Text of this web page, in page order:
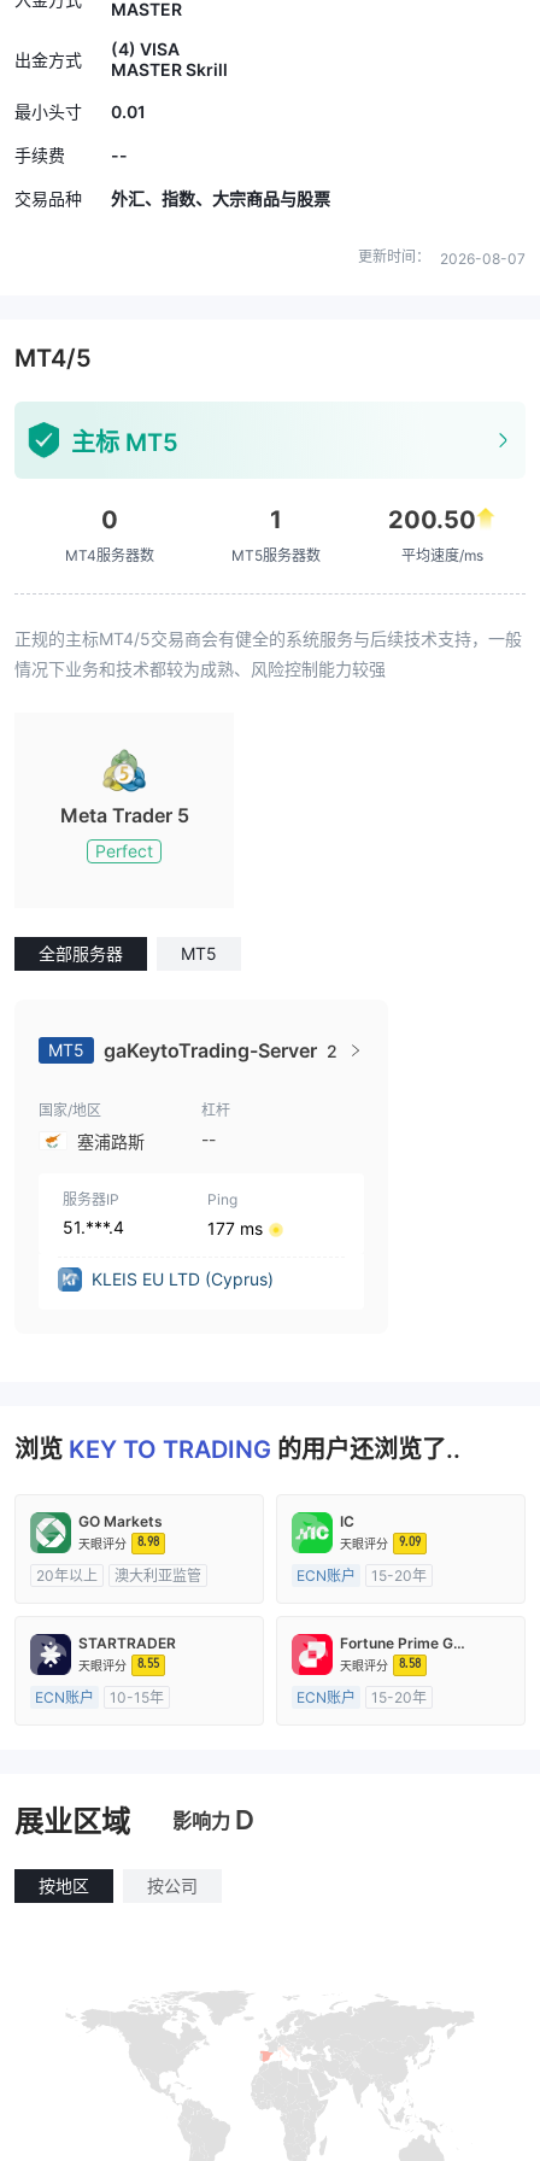
MASTER
出金方式
(4) VISA
MASTER Skrill
最小头寸 0.01
手续费 --
交易品种 外汇、指数、大宗商品与股票
更新时间： 2026-08-07
MT4/5
主标 MT5
0
MT4服务器数
1
MT5服务器数
200.50
平均速度/ms
正规的主标MT4/5交易商会有健全的系统服务与后续技术支持，一般
情况下业务和技术都较为成熟、风险控制能力较强
Meta Trader 5
Perfect
全部服务器 MT5
MT5 gaKeytoTrading-Server 2
国家/地区
塞浦路斯
杠杆
--
服务器IP
51.***.4
Ping
177 ms
KLEIS EU LTD (Cyprus)
浏览 KEY TO TRADING 的用户还浏览了..
GO Markets
天眼评分 8.98
20年以上
澳大利亚监管
IC
天眼评分 9.09
ECN账户
15-20年
主标MT4
STARTRADER
天眼评分 8.55
ECN账户
10-15年
Fortune Prime Global
天眼评分 8.58
ECN账户
15-20年
展业区域 影响力 D
按地区 按公司